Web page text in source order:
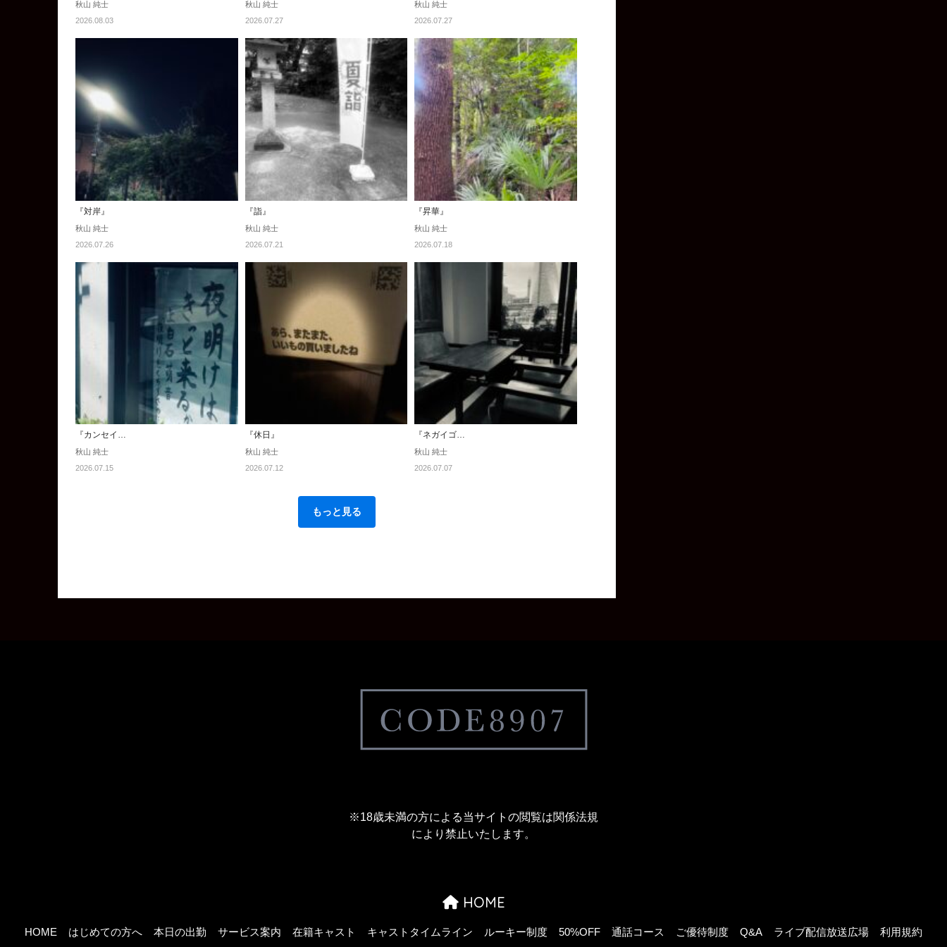
秋山 純士
2026.08.03
秋山 純士
2026.07.27
秋山 純士
2026.07.27
『対岸』
秋山 純士
2026.07.26
『詣』
秋山 純士
2026.07.21
『昇華』
秋山 純士
2026.07.18
『カンセイ…
秋山 純士
2026.07.15
『休日』
秋山 純士
2026.07.12
『ネガイゴ…
秋山 純士
2026.07.07
もっと見る
※18歳未満の方による当サイトの閲覧は関係法規
により禁止いたします。
HOME
HOME はじめての方へ 本日の出勤 サービス案内 在籍キャスト キャストタイムライン ルーキー制度 50%OFF 通話コース ご優待制度 Q&A ライブ配信放送広場
利用規約